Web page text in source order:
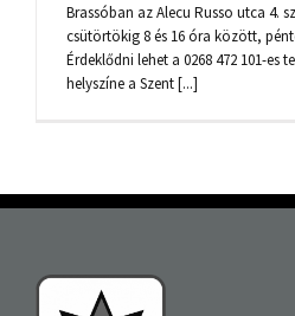
Brassóban az Alecu Russo utca 4.
csütörtökig 8 és 16 óra között,
Érdeklődni lehet a 0268 472 101-es
helyszíne a Szent [...]